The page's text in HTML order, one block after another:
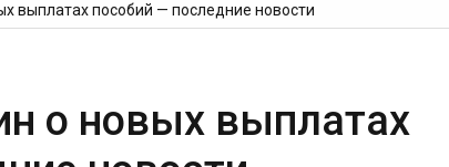
выплатах пособий — последние новости
о новых выплатах